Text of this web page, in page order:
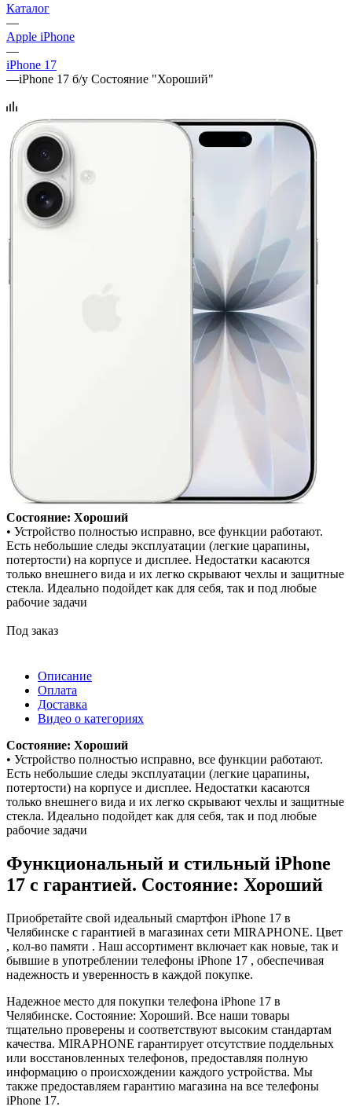
Каталог
—
Apple iPhone
—
iPhone 17
—iPhone 17 б/у Состояние "Хороший"
Состояние: Хороший
• Устройство полностью исправно, все функции работают.
Есть небольшие следы эксплуатации (легкие царапины,
потертости) на корпусе и дисплее. Недостатки касаются
только внешнего вида и их легко скрывают чехлы и защитные
стекла. Идеально подойдет как для себя, так и под любые
рабочие задачи
Под заказ
Описание
Оплата
Доставка
Видео о категориях
Состояние: Хороший
• Устройство полностью исправно, все функции работают.
Есть небольшие следы эксплуатации (легкие царапины,
потертости) на корпусе и дисплее. Недостатки касаются
только внешнего вида и их легко скрывают чехлы и защитные
стекла. Идеально подойдет как для себя, так и под любые
рабочие задачи
Функциональный и стильный iPhone
17 с гарантией. Состояние: Хороший
Приобретайте свой идеальный смартфон iPhone 17 в
Челябинске с гарантией в магазинах сети MIRAPHONE. Цвет
, кол-во памяти . Наш ассортимент включает как новые, так и
бывшие в употреблении телефоны iPhone 17 , обеспечивая
надежность и уверенность в каждой покупке.
Надежное место для покупки телефона iPhone 17 в
Челябинске. Состояние: Хороший. Все наши товары
тщательно проверены и соответствуют высоким стандартам
качества. MIRAPHONE гарантирует отсутствие поддельных
или восстановленных телефонов, предоставляя полную
информацию о происхождении каждого устройства. Мы
также предоставляем гарантию магазина на все телефоны
iPhone 17.